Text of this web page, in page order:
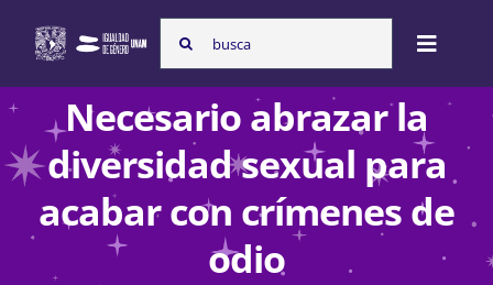
content
Search
for:
Toggle
Inicio
Nosotras
Necesario abrazar la
diversidad sexual para
acabar con crímenes de
odio